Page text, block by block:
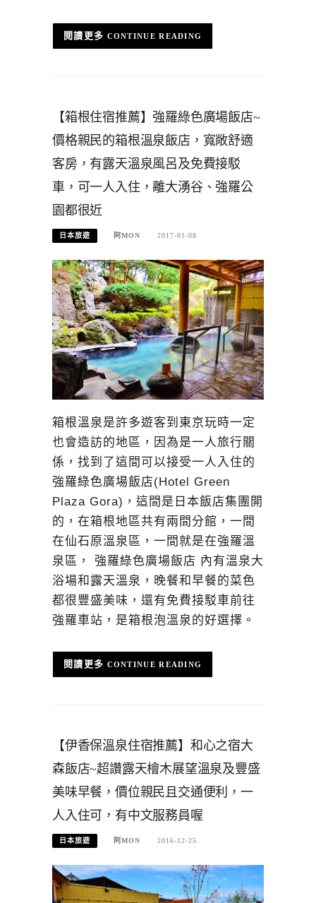
CONTINUE READING
【箱根住宿推薦】強羅綠色廣場飯店~
價格親民的箱根溫泉飯店，寬敞舒適
客房，有露天溫泉風呂及免費接駁
車，可一人入住，離大湧谷、強羅公
園都很近
日本旅遊 阿MON 2017-01-08
箱根溫泉是許多遊客到東京玩時一定
也會造訪的地區，因為是一人旅行關
係，找到了這間可以接受一人入住的
強羅綠色廣場飯店(Hotel Green
Plaza Gora)，這間是日本飯店集團開
的，在箱根地區共有兩間分館，一間
在仙石原溫泉區，一間就是在強羅溫
泉區， 強羅綠色廣場飯店 內有溫泉大
浴場和露天溫泉，晚餐和早餐的菜色
都很豐盛美味，還有免費接駁車前往
強羅車站，是箱根泡溫泉的好選擇。
CONTINUE READING
【伊香保溫泉住宿推薦】和心之宿大
森飯店~超讚露天檜木展望溫泉及豐盛
美味早餐，價位親民且交通便利，一
人入住可，有中文服務員喔
日本旅遊 阿MON 2016-12-25